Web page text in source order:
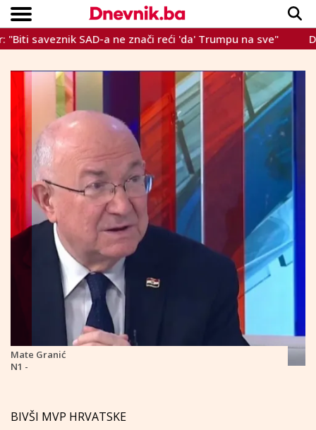
VIJESTI
SPORT
INTERVIEW
TEME
CRNA KRONIKA
LIFESTYLE
Copyright © Dnevnik.ba 2023.
SAD-a ne znači reći 'da' Trumpu na sve" Dževad
Mate Granić
N1 -
BIVŠI MVP HRVATSKE